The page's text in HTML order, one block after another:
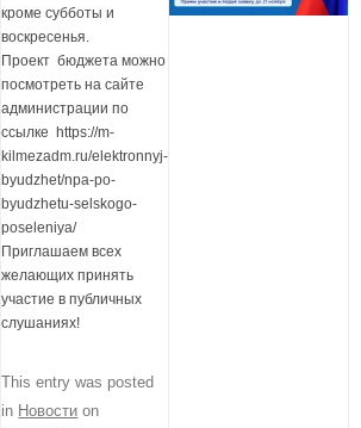
кроме субботы и
воскресенья.
Проект бюджета можно
посмотреть на сайте
администрации по
ссылке https://m-
kilmezadm.ru/elektronnyj-
byudzhet/npa-po-
byudzhetu-selskogo-
poseleniya/
Приглашаем всех
желающих принять
участие в публичных
слушаниях!
This entry was posted
in Новости on